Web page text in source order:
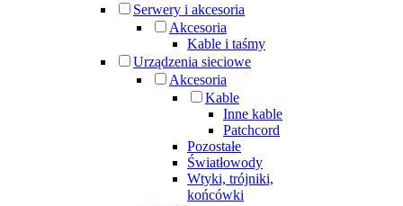
Serwery i akcesoria
Akcesoria
Kable i taśmy
Urządzenia sieciowe
Akcesoria
Kable
Inne kable
Patchcord
Pozostałe
Światłowody
Wtyki, trójniki,
końcówki